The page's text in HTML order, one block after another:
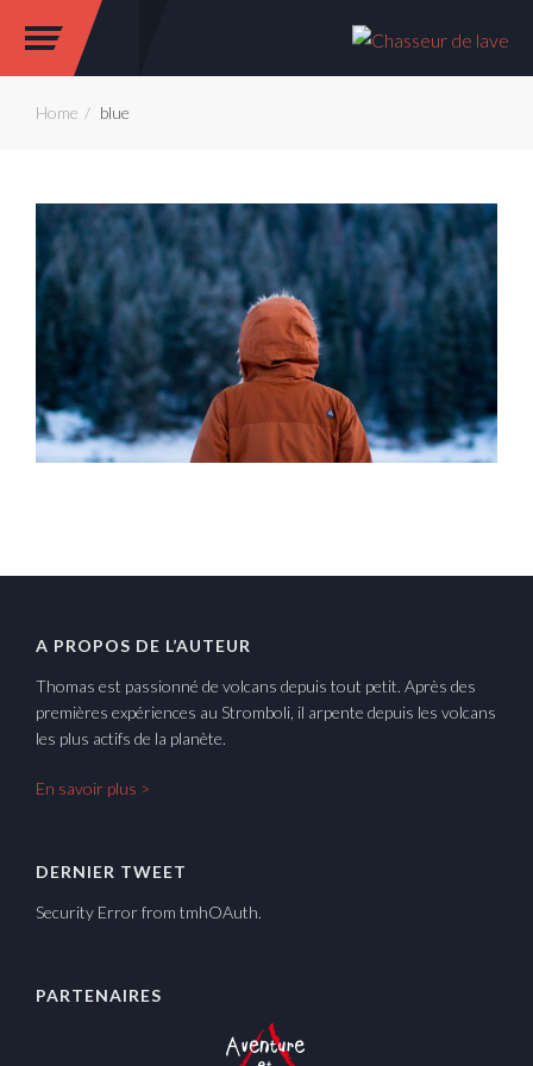
Home blue
A PROPOS DE L’AUTEUR
Thomas est passionné de volcans depuis tout petit. Après des
premières expériences au Stromboli, il arpente depuis les volcans
les plus actifs de la planète.
En savoir plus >
DERNIER TWEET
Security Error from tmhOAuth.
PARTENAIRES